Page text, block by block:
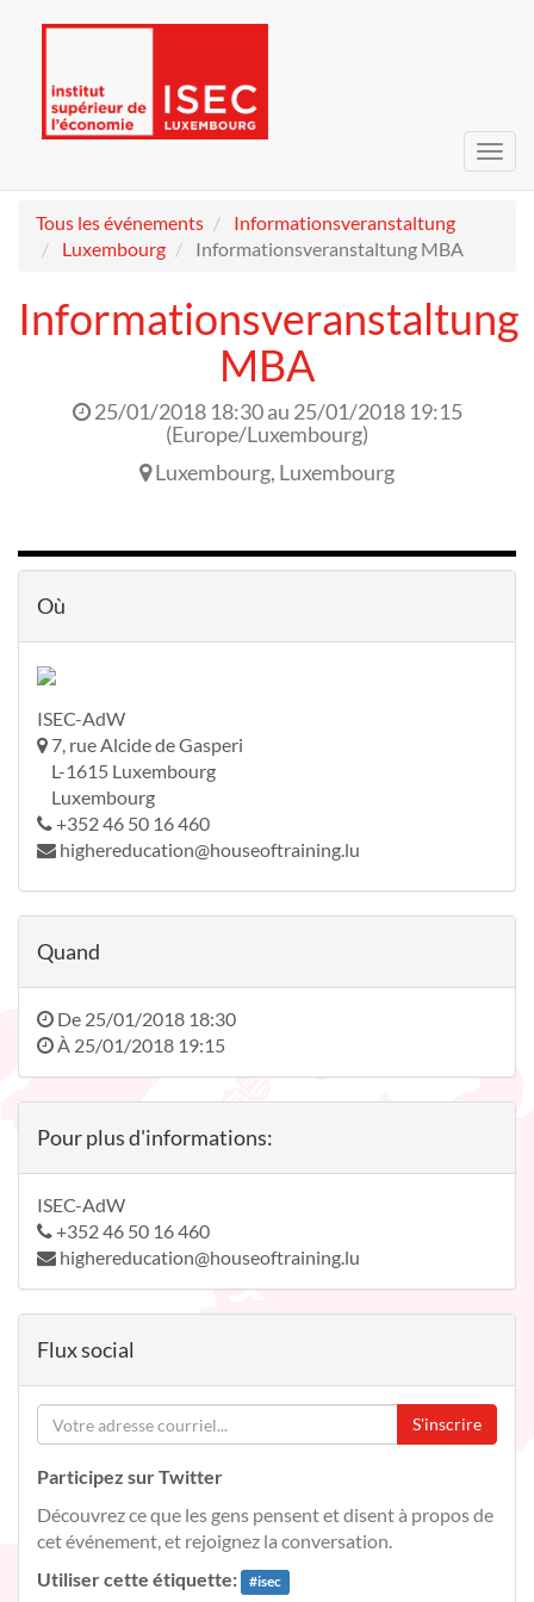
Tous les événements
Informationsveranstaltung
Luxembourg
Informationsveranstaltung MBA
Informationsveranstaltung
MBA
25/01/2018 18:30au 25/01/2018 19:15
(Europe/Luxembourg)
Luxembourg, Luxembourg
Où
ISEC-AdW
7, rue Alcide de Gasperi
L-1615 Luxembourg
Luxembourg
+352 46 50 16 460
highereducation@houseoftraining.lu
Quand
De 25/01/2018 18:30
À 25/01/2018 19:15
Pour plus d'informations:
ISEC-AdW
+352 46 50 16 460
highereducation@houseoftraining.lu
Flux social
S'inscrire
Participez sur Twitter
Découvrez ce que les gens pensent et disent à propos de
cet événement, et rejoignez la conversation.
Utiliser cette étiquette:
#isec